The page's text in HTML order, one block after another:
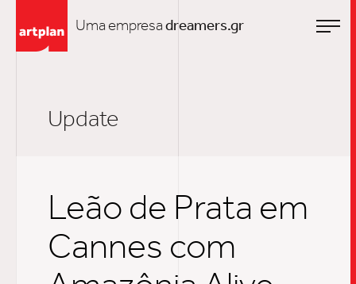
Uma empresadreamers.gr
Update
Leão de Prata em
Cannes com